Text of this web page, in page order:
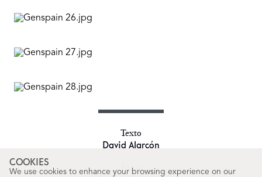
Texto
David Alarcón
Fotos
COOKIES
We use cookies to enhance your browsing experience on our